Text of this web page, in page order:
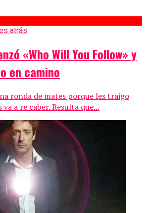
atrás
«Who Will You Follow» y
en camino
ronda de mates porque les traigo
a re caber. Resulta que...